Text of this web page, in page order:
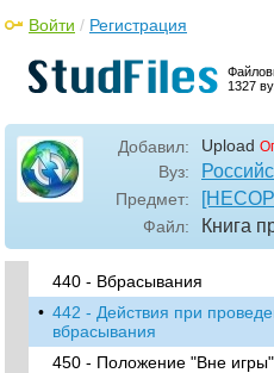
1327
Войти / Регистрация
Добавил: Upload
Вуз:
Предмет:
Файл: Книга
• Жест судьи,
Правило 422
420 - Время игры
421 - Дополнительный
422 - Тайм-аут
430 - Определение
• Точки вбрасывания
440 - Вбрасывания
• 442 - Действия при
вбрасывания
450 - Положение "Вне игры"